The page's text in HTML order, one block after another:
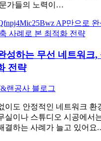
가들의 노력이…
성하는 무선 네트워크,
전략
랜공사 블로그
이도 안정적인 네트워크 환
실이나 스튜디오 시공에서
결하는 사례가 늘고 있어